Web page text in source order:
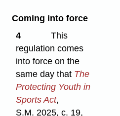
Coming into force
4
This
regulation comes
into force on the
same day that The
Protecting Youth in
Sports Act,
S.M. 2025, c. 19,